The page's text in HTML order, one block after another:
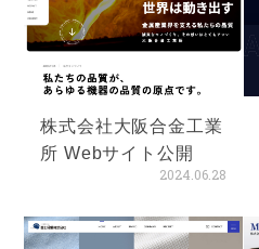
株式会社大阪合金工業
所 Webサイト公開
2024.06.28